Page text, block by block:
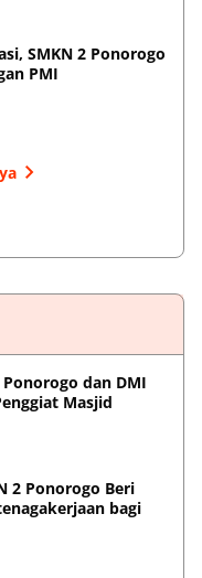
SMKN 2 Ponorogo
PMI
Ponorogo dan DMI
Masjid
2 Ponorogo Beri
bagi